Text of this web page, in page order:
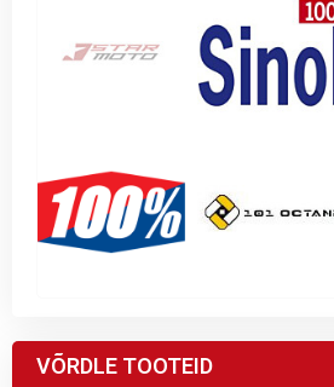
VÕRDLE TOOTEID